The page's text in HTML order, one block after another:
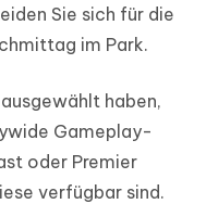
Sie sich für die
im Park.
haben,
Gameplay-
oder Premier
verfügbar sind.